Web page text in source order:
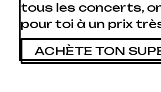
tous les concerts,
pour toi à un prix
ACHÈTE TON